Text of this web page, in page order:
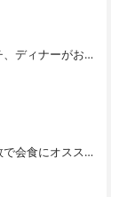
北新地でイタリアンのランチ、ディナーがおすすめユニコ
【北新地】【堂島】で少人数で会食にオススメなイタリアン